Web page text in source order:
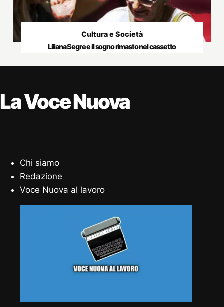
Cultura e Società
Liliana Segre e il sogno rimasto nel cassetto
La Voce Nuova
Chi siamo
Redazione
Voce Nuova al lavoro